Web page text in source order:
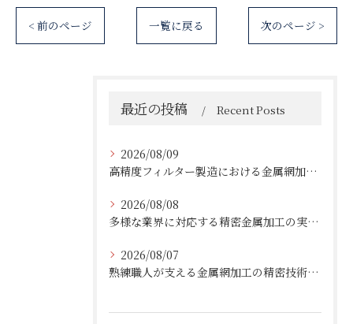
< 前のページ 一覧に戻る 次のページ >
最近の投稿 Recent Posts
2026/08/09
高精度フィルター製造における金属網加工の最前線
2026/08/08
多様な業界に対応する精密金属加工の実績と技術
2026/08/07
熟練職人が支える金属網加工の精密技術と柔軟対応